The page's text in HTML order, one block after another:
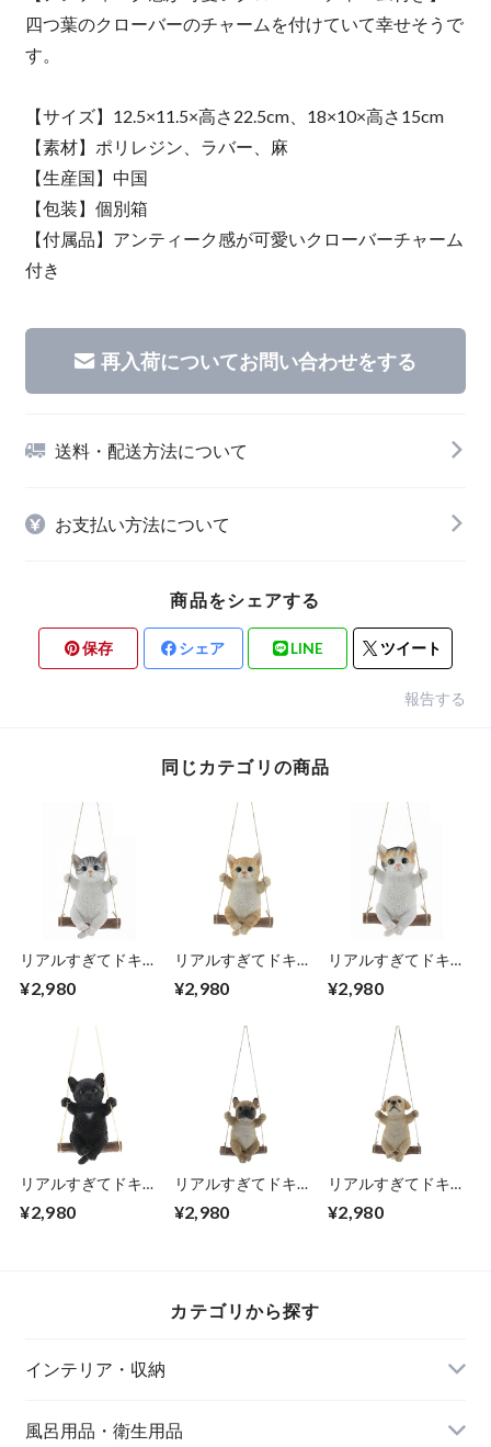
四つ葉のクローバーのチャームを付けていて幸せそうで
す。
【サイズ】12.5×11.5×高さ22.5cm、18×10×高さ15cm
【素材】ポリレジン、ラバー、麻
【生産国】中国
【包装】個別箱
【付属品】アンティーク感が可愛いクローバーチャーム
付き
再入荷についてお問い合わせをする
送料・配送方法について
お支払い方法について
商品をシェアする
保存 シェア LINE ツイート
報告する
同じカテゴリの商品
リアルすぎてドキッ
くりなネコの ガー
スウィング 子猫 サ
バトラ 猫好きな人
へのプレゼント オ
ブジェ 置物 エンプ
レットベール
¥2,980
リアルすぎてドキッ
くりなネコの ガー
スウィング 子猫 茶
トラ 猫好きな人へ
のプレゼント オブ
ジェ 置物 エンプレ
ットベール
¥2,980
リアルすぎてドキッ
くりなネコの ガー
スウィング 子猫 三
毛猫 猫好きな人へ
のプレゼント オブ
ジェ 置物 エンプレ
ットベール
¥2,980
リアルすぎてドキッ
くりなネコの ガー
¥2,980
リアルすぎてドキッ
くりな犬の ガーデ
ゼント オブジェ 置
¥2,980
リアルすぎてドキッ
くりな犬の ガーデ
¥2,980
カテゴリから探す
インテリア・収納
風呂用品・衛生用品